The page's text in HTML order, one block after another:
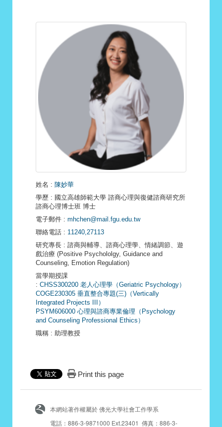
姓名 : 陳妙華
學歷 : 國立高雄師範大學 諮商心理與復健諮商研究所
諮商心理博士班 博士
電子郵件 : mhchen@mail.fgu.edu.tw
聯絡電話 : 11240,27113
研究專長 : 諮商與輔導、諮商心理學、情緒調節、遊
戲治療 (Positive Psychololgy, Guidance and
Counseling, Emotion Regulation)
當學期授課
: CHSS300200 老人心理學（Geriatric Psychology）
COGE230305 垂直整合專題(三)（Vertically
Integrated Projects III）
PSYM606000 心理與諮商專業倫理（Psychology
and Counseling Professional Ethics）
職稱 : 助理教授
Print this page
本網站著作權屬於 佛光大學社會工作學系
電話：886-3-9871000 Ext.23401 傳真：886-3-